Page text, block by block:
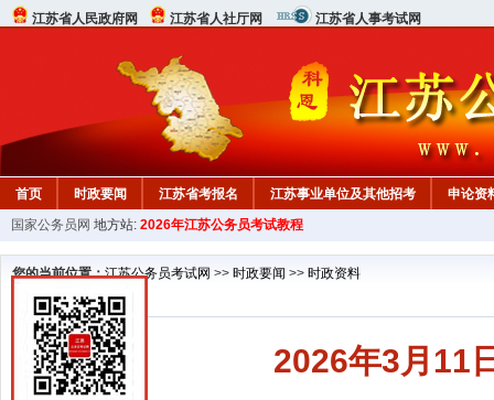
江苏省人民政府网 江苏省人社厅网 江苏省人事考试网
首页 时政要闻 江苏省考报名 江苏事业单位及其他招考
申论资
国家公务员网 地方站: 2026年江苏公务员考试教程
您的当前位置：江苏公务员考试网 >> 时政要闻 >> 时政资料
2026年3月11